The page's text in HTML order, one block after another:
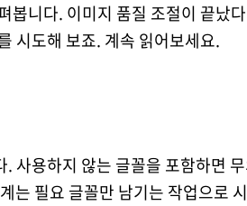
봅니다. 이미지 품질 조절이 끝났
시도해 보죠. 계속 읽어보세요.
사용하지 않는 글꼴을 포함하면
는 필요 글꼴만 남기는 작업으로